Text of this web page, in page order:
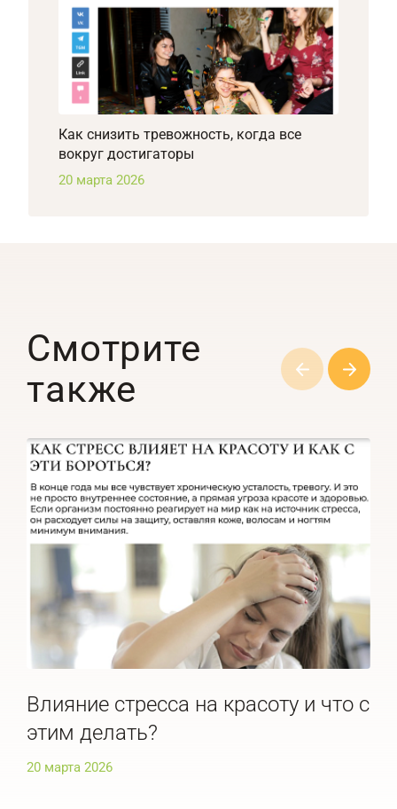
Как снизить тревожность, когда все
вокруг достигаторы
20 марта 2026
Смотрите
также
Влияние стресса на красоту и что с
этим делать?
20 марта 2026